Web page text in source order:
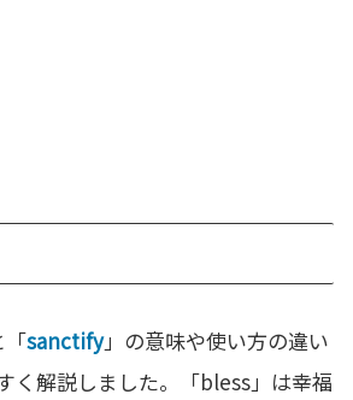
「sanctify」の意味や使い方の違い
く解説しました。「bless」は幸福